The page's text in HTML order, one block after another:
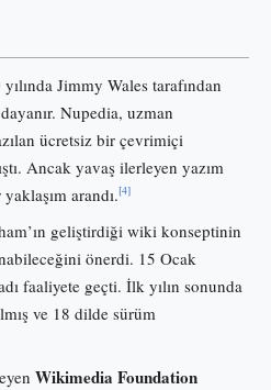
Jimmy Wales tarafından
Nupedia, uzman
ücretsiz bir çevrimiçi
Ancak yavaş ilerleyen yazım
arandı.[4]
geliştirdiği wiki konseptinin
önerdi. 15 Ocak
faaliyete geçti. İlk yılın sonunda
ve 18 dilde sürüm
Wikimedia Foundation